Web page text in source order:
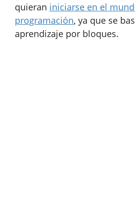
quieran iniciarse en el
programación, ya que se
aprendizaje por bloques.